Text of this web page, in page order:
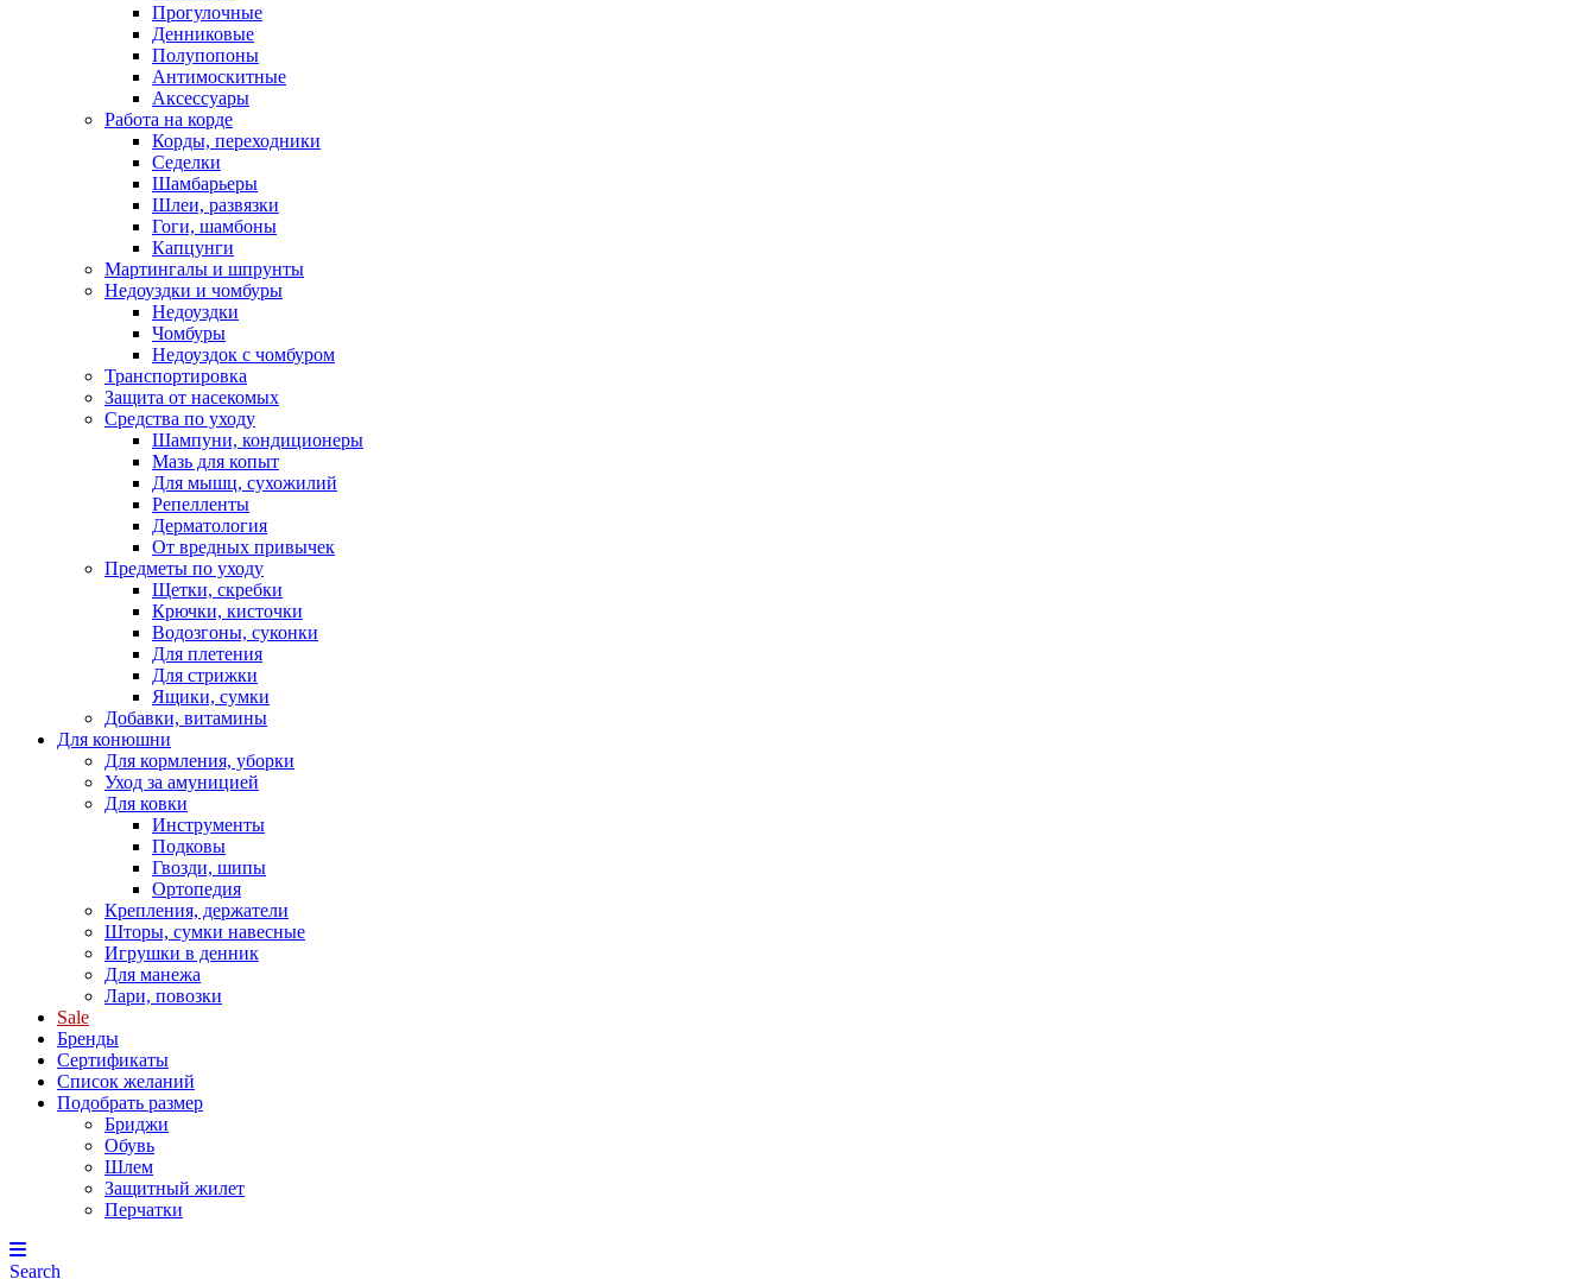
Прогулочные
Денниковые
Полупопоны
Антимоскитные
Аксессуары
Работа на корде
Корды, переходники
Седелки
Шамбарьеры
Шлеи, развязки
Гоги, шамбоны
Капцунги
Мартингалы и шпрунты
Недоуздки и чомбуры
Недоуздки
Чомбуры
Недоуздок с чомбуром
Транспортировка
Защита от насекомых
Средства по уходу
Шампуни, кондиционеры
Мазь для копыт
Для мышц, сухожилий
Репелленты
Дерматология
От вредных привычек
Предметы по уходу
Щетки, скребки
Крючки, кисточки
Водозгоны, суконки
Для плетения
Для стрижки
Ящики, сумки
Добавки, витамины
Для конюшни
Для кормления, уборки
Уход за амуницией
Для ковки
Инструменты
Подковы
Гвозди, шипы
Ортопедия
Крепления, держатели
Шторы, сумки навесные
Игрушки в денник
Для манежа
Лари, повозки
Sale
Бренды
Сертификаты
Список желаний
Подобрать размер
Бриджи
Обувь
Шлем
Защитный жилет
Перчатки
Search